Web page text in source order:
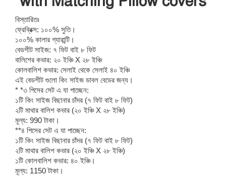
বিস্তারিতঃ
ফ্রেব্রিক্স: ১০০% সুতি।
১০০% কালার গ্যারান্টি।
বেডশীট সাইজ: ৭ ফিট বাই ৮ ফিট
বালিশের কভার: ২০ ইঞ্চি X ২৮ ইঞ্চি
কোলবালিশ কভার: সেলাই থেকে সেলাই ৪০ ইঞ্চি
এই বেডশীট গুলো কিং সাইজ ডাবল বেডের জন্য।
* *৩ পিসের সেট এ যা পাচ্ছেন:
১টি কিং সাইজ বিছানার চাঁদর (৭ ফিট বাই ৮ ফিট)
২টি মাথার বালিশ কভার (২০ ইঞ্চি X ২৮ ইঞ্চি)
মূল্য: 990টাকা।
**৪ পিসের সেট এ যা পাচ্ছেন:
১টি কিং সাইজ বিছানার চাঁদর (৭ ফিট বাই ৮ ফিট)
২টি মাথার বালিশ কভার (২০ ইঞ্চি X ২৮ ইঞ্চি)
১টি কোলবালিশ কভার: ৪০ ইঞ্চি।
মূল্য: 1150 টাকা।